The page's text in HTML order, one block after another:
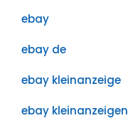
ebay
ebay de
ebay kleinanzeige
ebay kleinanzeigen